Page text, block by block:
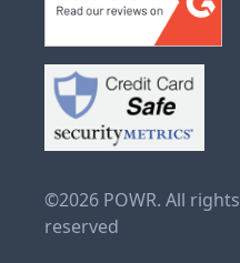
©2026 POWR. All rights
reserved